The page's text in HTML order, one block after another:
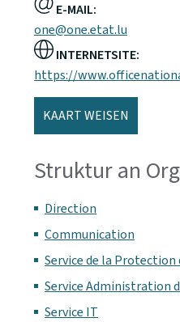
E-MAIL:
one@one.etat.lu
INTERNETSITE:
https://
KAART WEISEN
Struktur an
Direction
Communication
Service de la Protection
Service Administration
Service IT